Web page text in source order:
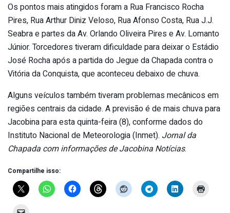
Os pontos mais atingidos foram a Rua Francisco Rocha
Pires, Rua Arthur Diniz Veloso, Rua Afonso Costa, Rua J.J.
Seabra e partes da Av. Orlando Oliveira Pires e Av. Lomanto
Júnior. Torcedores tiveram dificuldade para deixar o Estádio
José Rocha após a partida do Jegue da Chapada contra o
Vitória da Conquista, que aconteceu debaixo de chuva.
Alguns veículos também tiveram problemas mecânicos em
regiões centrais da cidade. A previsão é de mais chuva para
Jacobina para esta quinta-feira (8), conforme dados do
Instituto Nacional de Meteorologia (Inmet). Jornal da
Chapada com informações de Jacobina Notícias.
Compartilhe isso: